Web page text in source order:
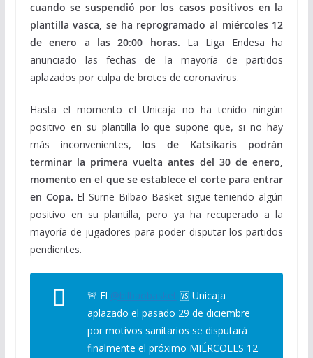
cuando se suspendió por los casos positivos en la
plantilla vasca, se ha reprogramado al miércoles 12
de enero a las 20:00 horas. La Liga Endesa ha
anunciado las fechas de la mayoría de partidos
aplazados por culpa de brotes de coronavirus.
Hasta el momento el Unicaja no ha tenido ningún
positivo en su plantilla lo que supone que, si no hay
más inconvenientes, los de Katsikaris podrán
terminar la primera vuelta antes del 30 de enero,
momento en el que se establece el corte para entrar
en Copa. El Surne Bilbao Basket sigue teniendo algún
positivo en su plantilla, pero ya ha recuperado a la
mayoría de jugadores para poder disputar los partidos
pendientes.
🚨 El @bilbaobasket 🆚 Unicaja
aplazado el pasado 29 de diciembre
por motivos sanitarios se disputará
finalmente el próximo MIÉRCOLES 12